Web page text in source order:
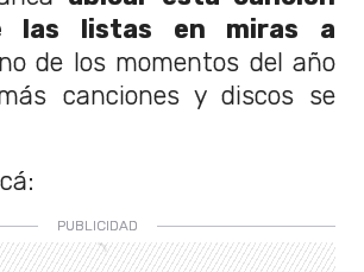
las listas en miras a
de los momentos del año
canciones y discos se